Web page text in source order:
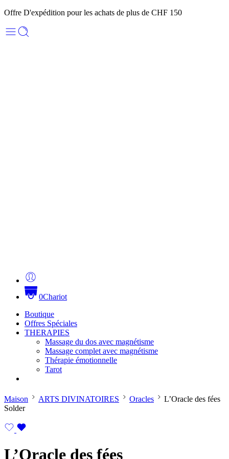
Offre D'expédition pour les achats de plus de CHF 150
0Chariot
Boutique
Offres Spéciales
THERAPIES
Massage du dos avec magnétisme
Massage complet avec magnétisme
Thérapie émotionnelle
Tarot
Maison ARTS DIVINATOIRES Oracles
L’Oracle des fées
Solder
L’Oracle des fées